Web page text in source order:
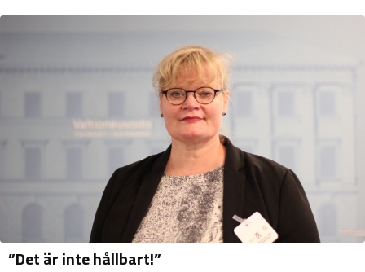
”Det är inte hållbart!”